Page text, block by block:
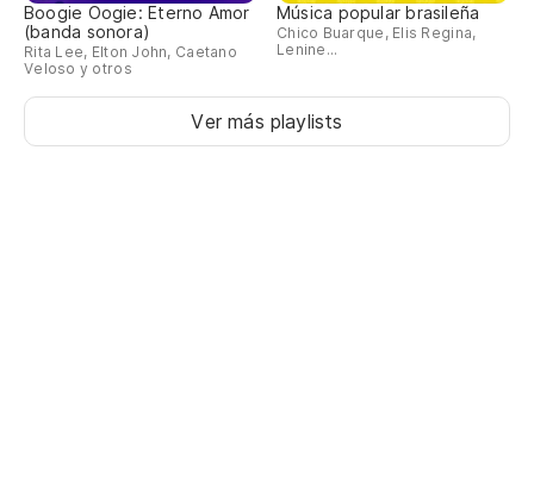
Boogie Oogie: Eterno Amor
(banda sonora)
Rita Lee, Elton John, Caetano
Veloso y otros
Música popular brasileña
Chico Buarque, Elis Regina,
Lenine...
Ver más playlists